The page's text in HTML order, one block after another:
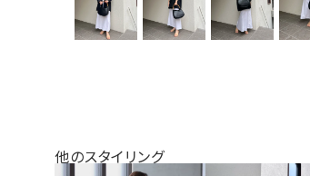
他のスタイリング